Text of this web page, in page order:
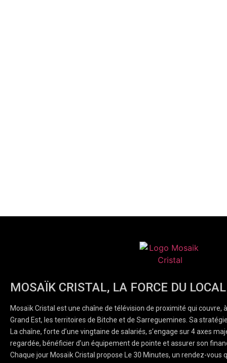
MOSAÏK CRISTAL, LA FORCE DU LOCAL
Mosaïk Cristal est une chaîne de télévision de proximité qui couvre,
Grand Est, les territoires de Bitche et de Sarreguemines. Sa
La chaîne, forte d’une vingtaine de salariés, s’engage sur 4 axes
regardée, bénéficier d’un équipement de pointe et assurer son
Chaque jour Mosaïk Cristal propose Le 30 Minutes, un rendez-vous